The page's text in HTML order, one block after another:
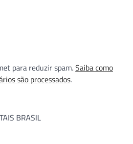
para reduzir spam.Saiba como
são processados.
BRASIL